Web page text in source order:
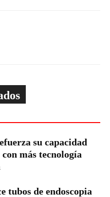
su capacidad
más tecnología
tubos de endoscopia